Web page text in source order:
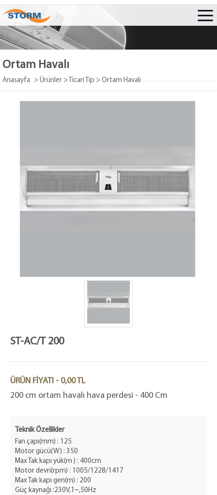
Ortam Havalı
Anasayfa > Ürünler > Ticari Tip > Ortam Havalı
ST-AC/T 200
ÜRÜN FİYATI - 0,00 TL
200 cm ortam havalı hava perdesi - 400 Cm
Teknik Özellikler
Fan çapı(mm) : 125
Motor gücü(W) : 350
Max Tak kapı yük(m ) : 400cm
Motor devri(rpm) : 1005/1228/1417
Max Tak kapı gen(m) : 200
Güç kaynağı :230V,1~,50Hz